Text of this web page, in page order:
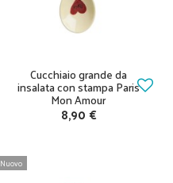
Cucchiaio grande da
insalata con stampa Paris
Mon Amour
8,90 €
Nuovo